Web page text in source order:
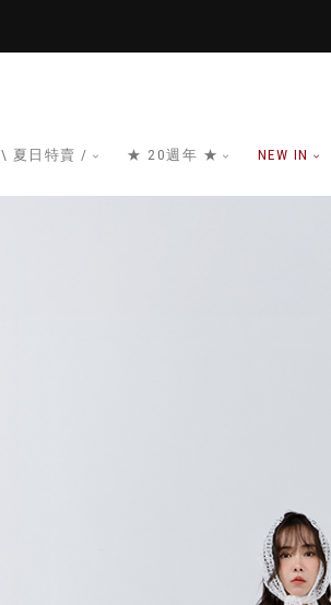
\ 夏日特賣 / ★ 20週年 ★ NEW IN